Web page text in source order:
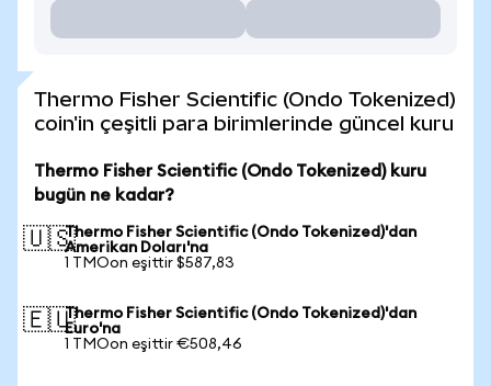
Thermo Fisher Scientific (Ondo Tokenized)
coin'in çeşitli para birimlerinde güncel kuru
Thermo Fisher Scientific (Ondo Tokenized) kuru
bugün ne kadar?
🇺🇸Thermo Fisher Scientific (Ondo Tokenized)'dan
Amerikan Doları'na
1 TMOon eşittir $587,83
🇪🇺Thermo Fisher Scientific (Ondo Tokenized)'dan
Euro'na
1 TMOon eşittir €508,46